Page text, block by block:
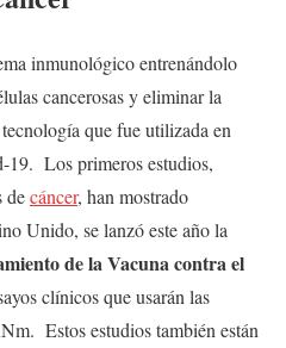
inmunológico entrenándolo
cancerosas y eliminar la
que fue utilizada en
19. Los primeros estudios,
decáncer, han mostrado
Unido, se lanzó este año la
de la Vacuna contra el
clínicos que usarán las
Estos estudios también están